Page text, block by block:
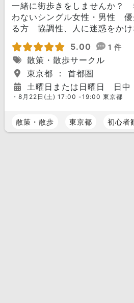
一緒に街歩きをしませんか
わないシングル女性・男性 優
る方 協調性、人に迷惑をかけ
5.00
1 件
散策・散歩サークル
東京都 ： 首都圏
土曜日または日曜日 日中
・8月22日(土) 17:00 -19:00 東京都
散策・散歩 東京都 初心者